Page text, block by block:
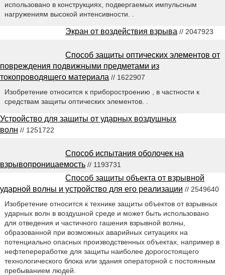
использовано в конструкциях, подвергаемых импульсным
нагружениям высокой интенсивности. .
Экран от воздействия взрыва // 2047923
Способ защиты оптических элементов от
повреждения подвижными предметами из
токопроводящего материала // 1622907
Изобретение относится к приборостроению , в частности к
средствам защиты оптических элементов. .
Устройство для защиты от ударных воздушных
волн // 1251722
Способ испытания оболочек на
взрывопроницаемость // 1193731
Способ защиты объекта от взрывной
ударной волны и устройство для его реализации // 2549640
Изобретение относится к технике защиты объектов от взрывных
ударных волн в воздушной среде и может быть использовано
для отведения и частичного гашения взрывной волны,
образованной при возможных аварийных ситуациях на
потенциально опасных производственных объектах, например в
нефтепереработке для защиты наиболее дорогостоящего
технологического блока или здания операторной с постоянным
пребыванием людей.